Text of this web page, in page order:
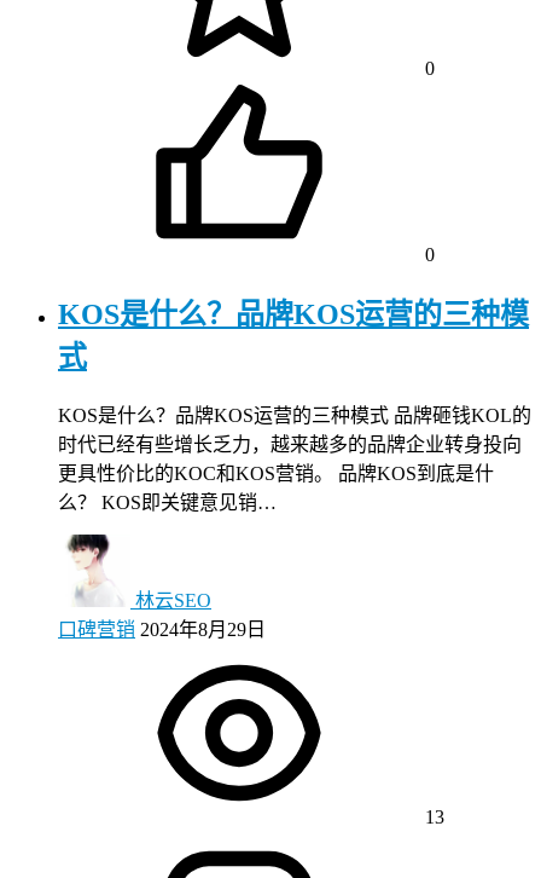
0
0
KOS是什么？品牌KOS运营的三种模
式
KOS是什么？品牌KOS运营的三种模式 品牌砸钱KOL的
时代已经有些增长乏力，越来越多的品牌企业转身投向
更具性价比的KOC和KOS营销。 品牌KOS到底是什
么？ KOS即关键意见销…
林云SEO
口碑营销 2024年8月29日
13